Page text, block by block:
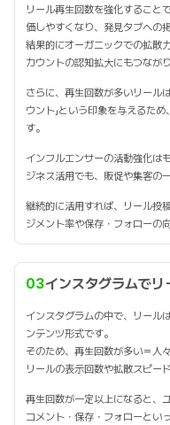
リール再生回数を強化すること
価しやすくなり、発見タブへの
結果的にオーガニックでの拡散
カウントの認知拡大にもつながり
さらに、再生回数が多いリール
ウント」という印象を与えるた
す。
インフルエンサーの活動強化は
ジネス活用でも、販促や集客の
継続的に活用すれば、リール投
ジメント率や保存・フォローの
03インスタグラムでリ
インスタグラムの中で、リール
ンテンツ形式です。
そのため、再生回数が多い＝人
リールの表示回数や拡散スピー
再生回数が一定以上になると、
コメント・保存・フォローとい